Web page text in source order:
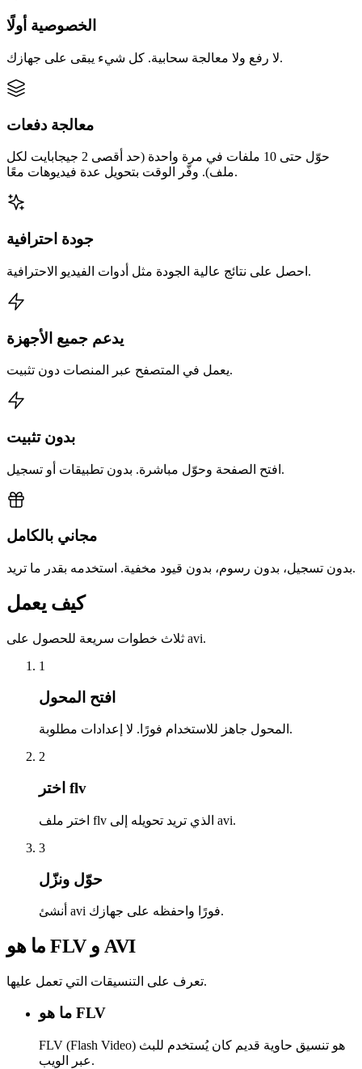
الخصوصية أولًا
لا رفع ولا معالجة سحابية. كل شيء يبقى على جهازك.
معالجة دفعات
حوّل حتى 10 ملفات في مرة واحدة (حد أقصى 2 جيجابايت لكل
ملف). وفّر الوقت بتحويل عدة فيديوهات معًا.
جودة احترافية
احصل على نتائج عالية الجودة مثل أدوات الفيديو الاحترافية.
يدعم جميع الأجهزة
يعمل في المتصفح عبر المنصات دون تثبيت.
بدون تثبيت
افتح الصفحة وحوّل مباشرة. بدون تطبيقات أو تسجيل.
مجاني بالكامل
بدون تسجيل، بدون رسوم، بدون قيود مخفية. استخدمه بقدر ما تريد.
كيف يعمل
ثلاث خطوات سريعة للحصول على avi.
1
افتح المحول
المحول جاهز للاستخدام فورًا. لا إعدادات مطلوبة.
2
اختر flv
اختر ملف flv الذي تريد تحويله إلى avi.
3
حوّل ونزّل
أنشئ avi فورًا واحفظه على جهازك.
ما هو FLV و AVI
تعرف على التنسيقات التي تعمل عليها.
ما هو FLV
FLV (Flash Video) هو تنسيق حاوية قديم كان يُستخدم للبث
عبر الويب.